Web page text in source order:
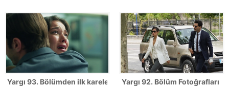
Yargı 93. Bölümden ilk kareler! Yargı 92. Bölüm Fotoğrafları